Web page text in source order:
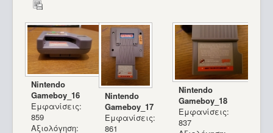
Nintendo
Gameboy_16
Εμφανίσεις:
859
Αξιολόγηση:
Nintendo
Gameboy_17
Εμφανίσεις:
861
Nintendo
Gameboy_18
Εμφανίσεις:
837